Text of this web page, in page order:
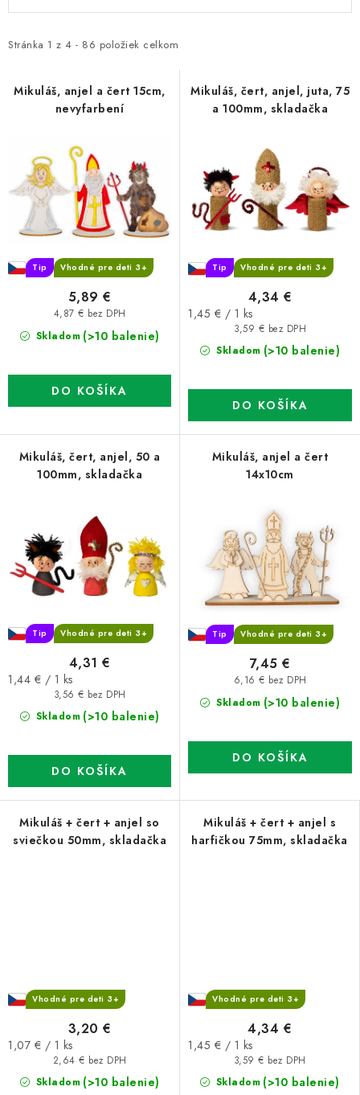
i
p
u
v
Stránka 1 z 4 - 86 položiek celkom
e
o
u
t
Mikuláš, anjel a čert 15cm,
nevyfarbení
Tip Vhodné pre deti 3+
Skladom (>10 balenie)
4,87 € bez DPH
5,89 €
DO KOŠÍKA
Mikuláš, čert, anjel, juta, 75
a 100mm, skladačka
Tip Vhodné pre deti 3+
Skladom (>10 balenie)
3,59 € bez DPH
4,34 €
Jednotková
1,45 € / 1 ks
DO KOŠÍKA
Mikuláš, čert, anjel, 50 a
100mm, skladačka
Tip Vhodné pre deti 3+
Skladom (>10 balenie)
3,56 € bez DPH
4,31 €
Jednotková
1,44 € / 1 ks
DO KOŠÍKA
Mikuláš, anjel a čert
14x10cm
Tip Vhodné pre deti 3+
Skladom (>10 balenie)
6,16 € bez DPH
7,45 €
DO KOŠÍKA
Mikuláš + čert + anjel so
sviečkou 50mm, skladačka
Vhodné pre deti 3+
Skladom (>10 balenie)
2,64 € bez DPH
3,20 €
Jednotková
1,07 € / 1 ks
Mikuláš + čert + anjel s
harfičkou 75mm, skladačka
Vhodné pre deti 3+
Skladom (>10 balenie)
3,59 € bez DPH
4,34 €
Jednotková
1,45 € / 1 ks